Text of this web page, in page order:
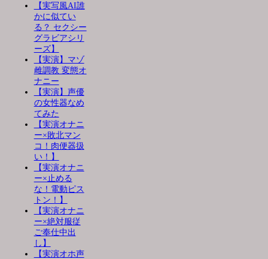
【実写風AI誰
かに似てい
る？ セクシー
グラビアシリ
ーズ】
【実演】マゾ
雌調教 変態オ
ナニー
【実演】声優
の女性器なめ
てみた
【実演オナニ
ー×敗北マン
コ！肉便器扱
い！】
【実演オナニ
ー×止める
な！電動ピス
トン！】
【実演オナニ
ー×絶対服従
ご奉仕中出
し】
【実演オホ声